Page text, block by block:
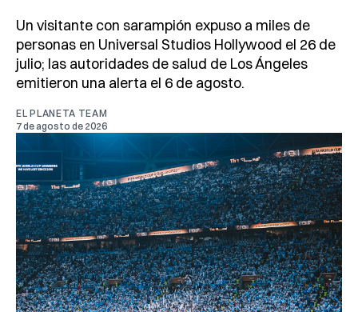
Un visitante con sarampión expuso a miles de
personas en Universal Studios Hollywood el 26 de
julio; las autoridades de salud de Los Ángeles
emitieron una alerta el 6 de agosto.
EL PLANETA TEAM
7 de agosto de 2026